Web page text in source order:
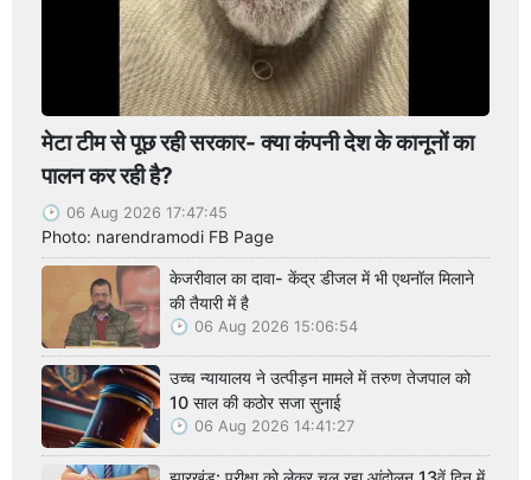
मेटा टीम से पूछ रही सरकार- क्या कंपनी देश के कानूनों का
पालन कर रही है?
06 Aug 2026 17:47:45
Photo: narendramodi FB Page
केजरीवाल का दावा- केंद्र डीजल में भी एथनॉल मिलाने
की तैयारी में है
06 Aug 2026 15:06:54
उच्च न्यायालय ने उत्पीड़न मामले में तरुण तेजपाल को
10 साल की कठोर सजा सुनाई
06 Aug 2026 14:41:27